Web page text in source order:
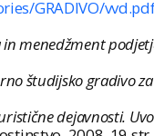
GRADIVO/
in menedžment
študijsko gradivo
dejavnosti.